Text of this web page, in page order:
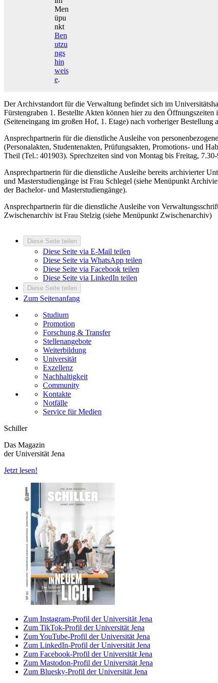
Men
üpu
nkt
Ben
utzu
ngs
hin
weis
e.
Der Archivstandort für die Verwaltung befindet sich im
Fürstengraben 1. Bestellte Akten können hier zu den
(Seiteneingang im großen Hof, 1. Etage) nach vorheriger Bestellung
Ansprechpartnerin für die dienstliche Ausleihe von
(Personalakten, Studentenakten, Prüfungsakten, Promotions- und
Theil (Tel.: 401903). Sprechzeiten sind von Montag bis Freitag,
Ansprechpartnerin für die dienstliche Ausleihe bereits archivierter
und Masterstudiengänge ist Frau Schlegel (siehe Menüpunkt
der Bachelor- und Masterstudiengänge).
Ansprechpartnerin für die dienstliche Ausleihe von
Zwischenarchiv ist Frau Stelzig (siehe Menüpunkt Zwischenarchiv)
Diese Seite teilen
Diese Seite via E-Mail teilen
Diese Seite via WhatsApp teilen
Diese Seite via Facebook teilen
Diese Seite via LinkedIn teilen
Diese Seite teilen
Zum Seitenanfang
Studium
Promotion
Forschung & Transfer
Stellenangebote
Weiterbildung
Universität
Exzellenz
Nachhaltigkeit
Community
Kontakte
Notfälle
Service für Medien
Schiller
Das Magazin
der Universität Jena
Jetzt lesen!
Zum Instagram-Profil der Universität Jena
Zum TikTok-Profil der Universität Jena
Zum YouTube-Profil der Universität Jena
Zum LinkedIn-Profil der Universität Jena
Zum Facebook-Profil der Universität Jena
Zum Mastodon-Profil der Universität Jena
Zum Bluesky-Profil der Universität Jena